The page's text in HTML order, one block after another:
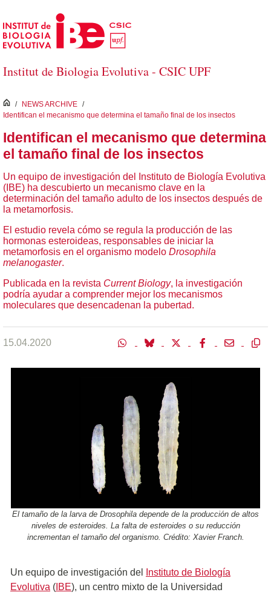
Skip to Main Content
Institut de Biologia Evolutiva - CSIC UPF
inici
/ NEWS ARCHIVE /
Identifican el mecanismo que determina el tamaño final de los insectos
Identifican el mecanismo que determina
el tamaño final de los insectos
Un equipo de investigación del Instituto de Biología Evolutiva
(IBE) ha descubierto un mecanismo clave en la
determinación del tamaño adulto de los insectos después de
la metamorfosis.
El estudio revela cómo se regula la producción de las
hormonas esteroideas, responsables de iniciar la
metamorfosis en el organismo modelo Drosophila
melanogaster.
Publicada en la revista Current Biology, la investigación
podría ayudar a comprender mejor los mecanismos
moleculares que desencadenan la pubertad.
15.04.2020
El tamaño de la larva de Drosophila depende de la producción de altos
niveles de esteroides. La falta de esteroides o su reducción
incrementan el tamaño del organismo. Crédito: Xavier Franch.
Un equipo de investigación del
Instituto de Biología
Evolutiva ( IBE), un centro mixto de la Universidad